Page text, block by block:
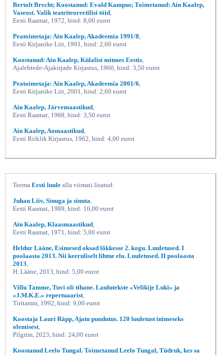
Bertolt Brecht; Koostanud: Evald Kampus; Toimetanud: Ain Kaalep,
Vaseost. Valik teatriteoreetilisi töid
Eesti Raamat, 1972, hind: 8,00 eurot
Peatoimetaja: Ain Kaalep, Akadeemia 1991/8
Eesti Kirjanike Liit, 1991, hind: 2,60 eurot
Koostanud: Ain Kaalep, Külalisi mitmes Eestis
Ajalehtede-Ajakirjade Kirjastus, 1960, hind: 3,50 eurot
Peatoimetaja: Ain Kaalep, Akadeemia 2001/6
Eesti Kirjanike Liit, 2001, hind: 2,60 eurot
Ain Kaalep, Järvemaastikud
Eesti Raamat, 1968, hind: 3,50 eurot
Ain Kaalep, Aomaastikud
Eesti Riiklik Kirjastus, 1962, hind: 4,00 eurot
Teema Eesti luule alla viimati lisatud:
Juhan Liiv, Sinuga ja sinuta
Eesti Raamat, 1989, hind: 16,00 eurot
Ain Kaalep, Klaasmaastikud
Eesti Raamat, 1971, hind: 5,00 eurot
Heldur Lääne, Esimesed oksad lõkkesse 2. kogu. Luuletused. I
poolaasta 2013. Nii keeruliselt lihtne elu. Luuletused. II poolaasta
2013
H. Lääne, 2013, hind: 5,00 eurot
Villu Tamme, Tuvi oli tihane. Laulutekste «Velikije Luki» ja
«J.M.K.E.» repertuaarist
Tiritamm, 1992, hind: 9,00 eurot
Koostaja Lauri Räpp, Ajatu puudutus. 120 luuletust inimeseks
olemisest
Pilgrim, 2023, hind: 24,00 eurot
Koostanud Leelo Tungal. Toimetanud Leelo Tungal, Tüdruk, kes sa